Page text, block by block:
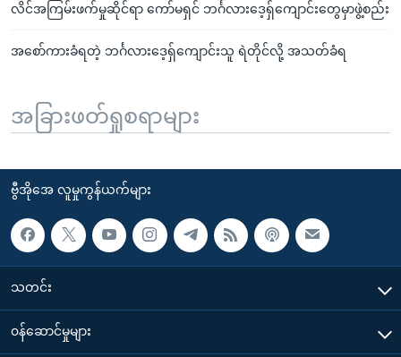
လိင်အကြမ်းဖက်မှုဆိုင်ရာ ကော်မရှင် ဘင်္ဂလားဒေ့ရှ်ကျောင်းတွေမှာဖွဲ့စည်း
အစော်ကားခံရတဲ့ ဘင်္ဂလားဒေ့ရှ်ကျောင်းသူ ရဲတိုင်လို့ အသတ်ခံရ
အခြားဖတ်ရှုစရာများ
ဗွီအိုအေ လူမှုကွန်ယက်များ
သတင်း
၀န်ဆောင်မှုများ